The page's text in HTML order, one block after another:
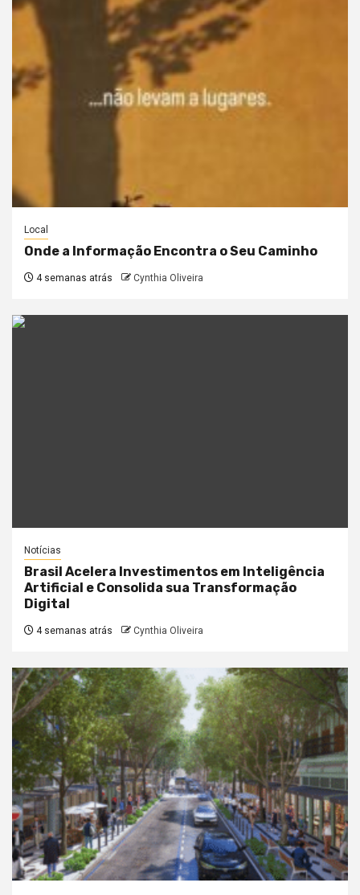
Local
Onde a Informação Encontra o Seu Caminho
4 semanas atrás Cynthia Oliveira
Notícias
Brasil Acelera Investimentos em Inteligência
Artificial e Consolida sua Transformação
Digital
4 semanas atrás Cynthia Oliveira